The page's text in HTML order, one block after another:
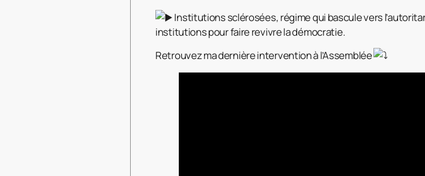
Institutions sclérosées, régime qui bascule vers
institutions pour faire revivre la démocratie.
Retrouvez ma dernière intervention à l’Assemblée